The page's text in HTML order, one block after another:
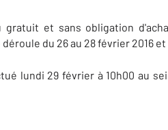
gratuit et sans obligation
du 26 au 28 février 2016
lundi 29 février à 10h00 au